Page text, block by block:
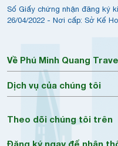
Số Giấy chứng nhận đăng ký
26/04/2022 - Nơi cấp: Sở Kế
Về Phú Minh Quang
Dịch vụ của chúng tôi
Theo dõi chúng tôi trên
Đăng ký ngay để nhận